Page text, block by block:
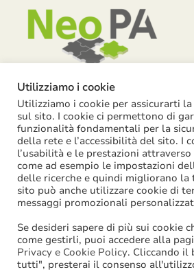
Piazza Garibaldi, 55 –
info@neopa.it
info@pec.neopa.it
0131 1911 646
Seguici su Facebook
2026©NeoPA S.p.a. | tutti i
Utilizziamo i cookie
Utilizziamo i cookie per assicurarti
sul sito. I cookie ci permettono di
funzionalità fondamentali per la
della rete e l’accessibilità del sito. I
l’usabilità e le prestazioni
come ad esempio le impostazioni
delle ricerche e quindi migliorano la
sito può anche utilizzare cookie di
messaggi promozionali
Se desideri sapere di più sui cookie
come gestirli, puoi accedere alla
Privacy e Cookie Policy. Cliccando il
tutti", presterai il consenso